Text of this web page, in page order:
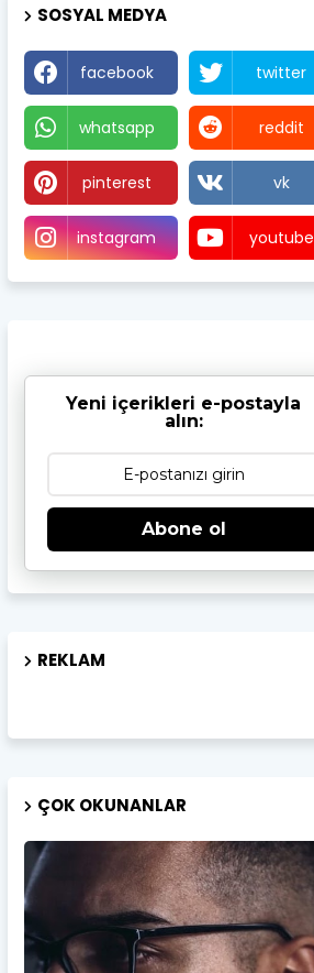
SOSYAL MEDYA
facebook twitter
whatsapp reddit
pinterest vk
instagram youtube
Yeni içerikleri e-postayla
alın:
Abone ol
REKLAM
ÇOK OKUNANLAR